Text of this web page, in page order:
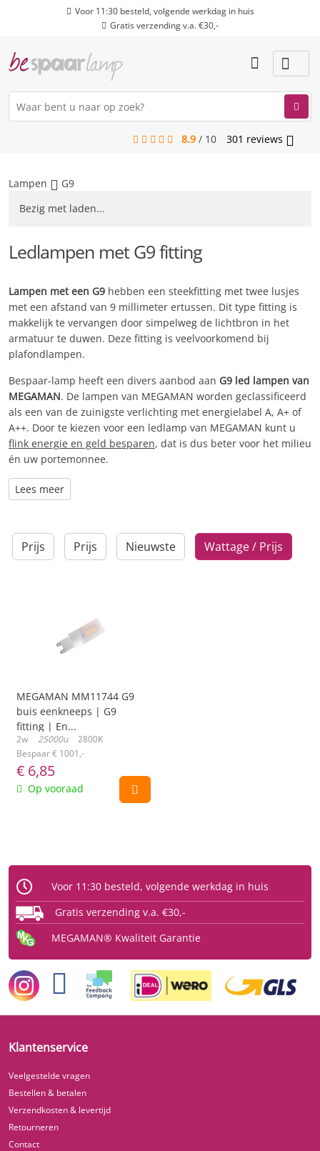
Voor 11:30 besteld, volgende werkdag in huis
Gratis verzending v.a. €30,-
8.9 / 10 301 reviews
Lampen
G9
Bezig met laden...
Ledlampen met G9 fitting
Lampen met een G9 hebben een steekfitting met twee lusjes
met een afstand van 9 millimeter ertussen. Dit type fitting is
makkelijk te vervangen door simpelweg de lichtbron in het
armatuur te duwen. Deze fitting is veelvoorkomend bij
plafondlampen.
Bespaar-lamp heeft een divers aanbod aan G9 led lampen van
MEGAMAN. De lampen van MEGAMAN worden geclassificeerd
als een van de zuinigste verlichting met energielabel A, A+ of
A++. Door te kiezen voor een ledlamp van MEGAMAN kunt u
flink energie en geld besparen, dat is dus beter voor het milieu
én uw portemonnee.
Lees meer
Prijs Prijs Nieuwste Wattage / Prijs
MEGAMAN MM11744 G9
buis eenkneeps | G9
fitting | En...
2w 25000u
2800K
Bespaar € 1001,-
€ 6,85
Op vooraad
Voor 11:30 besteld, volgende werkdag in huis
Gratis verzending v.a. €30,-
MEGAMAN® Kwaliteit Garantie
Klantenservice
Veelgestelde vragen
Bestellen & betalen
Verzendkosten & levertijd
Retourneren
Contact